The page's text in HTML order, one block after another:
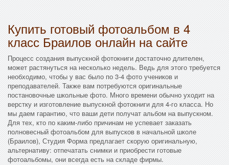
Купить готовый фотоальбом в 4
класс Браилов онлайн на сайте
Процесс создания выпускной фотокниги достаточно длителен,
может растянуться на несколько недель. Ведь для этого требуется
необходимо, чтобы у вас было по 3-4 фото учеников и
преподавателей. Также вам потребуются оригинальные
постановочные школьные фото. Много времени обычно уходит на
верстку и изготовление выпускной фотокниги для 4-го класса. Но
мы даем гарантию, что ваши дети получат альбом на выпускном.
Для тех, кто по каким-либо причинам не успевает заказать
полновесный фотоальбом для выпусков в начальной школе
(Браилов), Студия Форма предлагает скорую оригинальную,
альтернативу: отпечатать снимки и приобрести готовые
фотоальбомы, они всегда есть на складе фирмы.